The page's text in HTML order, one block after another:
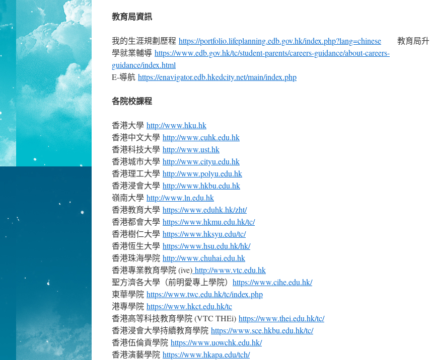
教育局資訊
我的生涯規劃歷程 https://portfolio.lifeplanning.edb.gov.hk/index.php?lang=chinese 教育局升
學就業輔導 https://www.edb.gov.hk/tc/student-parents/careers-guidance/about-careers-
guidance/index.html
E-導航 https://enavigator.edb.hkedcity.net/main/index.php
各院校課程
香港大學 http://www.hku.hk
香港中文大學 http://www.cuhk.edu.hk
香港科技大學 http://www.ust.hk
香港城市大學 http://www.cityu.edu.hk
香港理工大學 http://www.polyu.edu.hk
香港浸會大學 http://www.hkbu.edu.hk
嶺南大學 http://www.ln.edu.hk
香港教育大學 https://www.eduhk.hk/zht/
香港都會大學 https://www.hkmu.edu.hk/tc/
香港樹仁大學 https://www.hksyu.edu/tc/
香港恆生大學 https://www.hsu.edu.hk/hk/
香港珠海學院 http://www.chuhai.edu.hk
香港專業教育學院 (ive) http://www.vtc.edu.hk
聖方濟各大學（前明愛專上學院） https://www.cihe.edu.hk/
東華學院 https://www.twc.edu.hk/tc/index.php
港專學院 https://www.hkct.edu.hk/tc
香港高等科技教育學院 (VTC THEi) https://www.thei.edu.hk/tc/
香港浸會大學持續教育學院 https://www.sce.hkbu.edu.hk/tc/
香港伍倫貢學院 https://www.uowchk.edu.hk/
香港演藝學院 https://www.hkapa.edu/tch/